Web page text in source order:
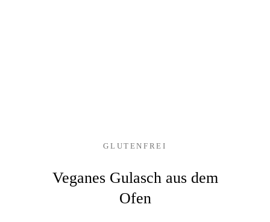
GLUTENFREI
Veganes Gulasch aus dem
Ofen